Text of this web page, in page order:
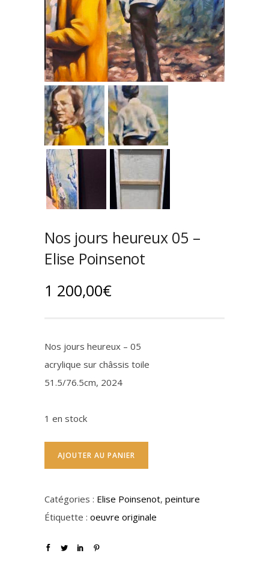
Nos jours heureux 05 –
Elise Poinsenot
1 200,00€
Nos jours heureux – 05
acrylique sur châssis toile
51.5/76.5cm, 2024
1 en stock
AJOUTER AU PANIER
Catégories : Elise Poinsenot, peinture
Étiquette : oeuvre originale